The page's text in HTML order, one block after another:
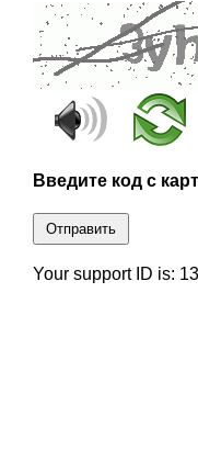
Введите код с
Отправить
Your support ID is: